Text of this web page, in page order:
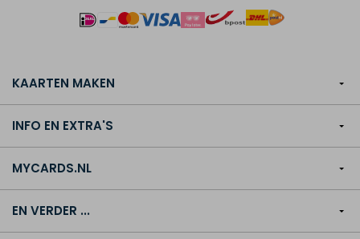
KAARTEN MAKEN
INFO EN EXTRA'S
MYCARDS.NL
EN VERDER ...